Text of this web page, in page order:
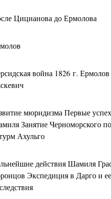
Цицианова до Ермолова
война 1826 г.
мюридизма Первые
Занятие Черноморского
Ахульго
действия Шамиля
Экспедиция в Дарго и ее